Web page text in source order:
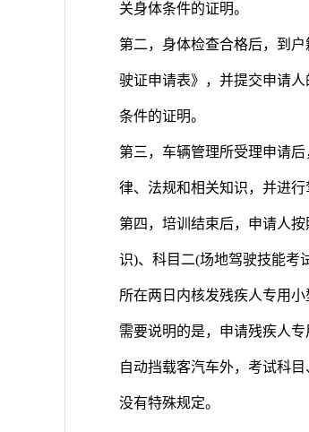
关身体条件的证明。
第二，身体检查合格后，到
驶证申请表》，并提交申请
条件的证明。
第三，车辆管理所受理申请
律、法规和相关知识，并进行
第四，培训结束后，申请人
识)、科目二(场地驾驶技能考
所在两日内核发残疾人专用小
需要说明的是，申请残疾人
自动挡载客汽车外，考试科
没有特殊规定。